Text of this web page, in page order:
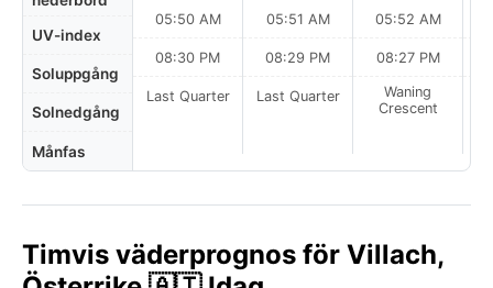
UV-index
Soluppgång
Solnedgång
Månfas
05:50 AM
08:30 PM
Last Quarter
05:51 AM
08:29 PM
Last Quarter
05:52 AM
08:27 PM
Waning
Crescent
Timvis väderprognos för Villach,